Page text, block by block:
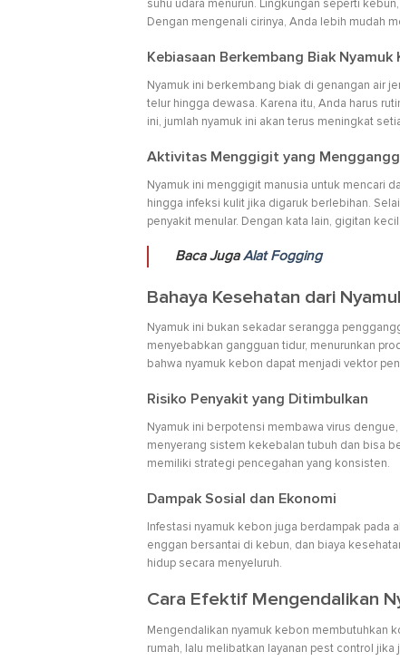
suhu udara menurun. Lingkungan seperti
Dengan mengenali cirinya, Anda lebih mudah
Kebiasaan Berkembang Biak Nyamuk
Nyamuk ini berkembang biak di genangan air
telur hingga dewasa. Karena itu, Anda harus
ini, jumlah nyamuk ini akan terus meningkat
Aktivitas Menggigit yang
Nyamuk ini menggigit manusia untuk mencari
hingga infeksi kulit jika digaruk berlebihan.
penyakit menular. Dengan kata lain, gigitan
Baca JugaAlat Fogging
Bahaya Kesehatan dari
Nyamuk ini bukan sekadar serangga
menyebabkan gangguan tidur, menurunkan
bahwa nyamuk kebon dapat menjadi vektor
Risiko Penyakit yang Ditimbulkan
Nyamuk ini berpotensi membawa virus
menyerang sistem kekebalan tubuh dan bisa
memiliki strategi pencegahan yang konsisten.
Dampak Sosial dan Ekonomi
Infestasi nyamuk kebon juga berdampak pada
enggan bersantai di kebun, dan biaya
hidup secara menyeluruh.
Cara Efektif Mengendalikan
Mengendalikan nyamuk kebon membutuhkan
rumah, lalu melibatkan layanan pest control